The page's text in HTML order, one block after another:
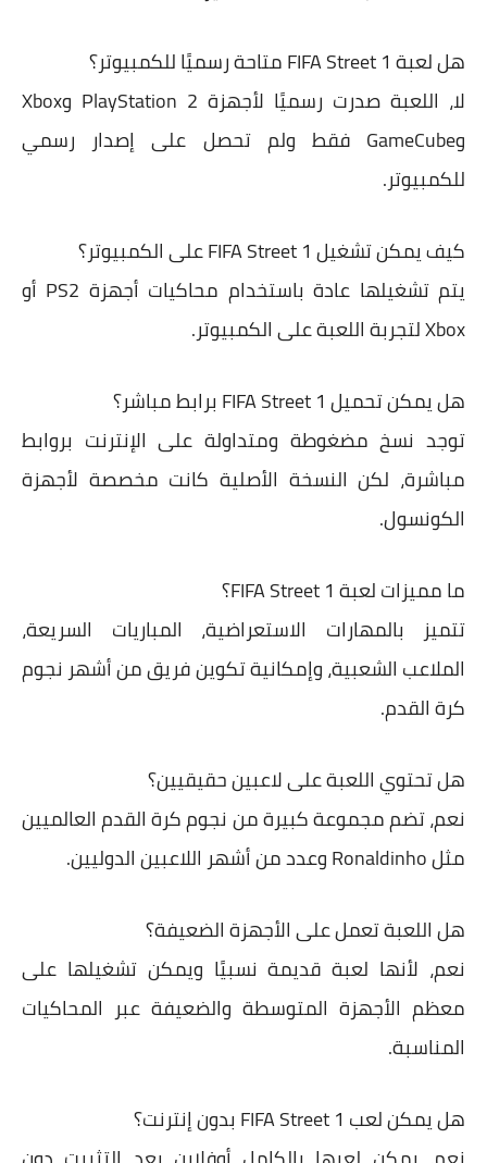
هل لعبة FIFA Street 1 متاحة رسميًا للكمبيوتر؟
لا، اللعبة صدرت رسميًا لأجهزة PlayStation 2 وXbox
وGameCube فقط ولم تحصل على إصدار رسمي
للكمبيوتر.
كيف يمكن تشغيل FIFA Street 1 على الكمبيوتر؟
يتم تشغيلها عادة باستخدام محاكيات أجهزة PS2 أو
Xbox لتجربة اللعبة على الكمبيوتر.
هل يمكن تحميل FIFA Street 1 برابط مباشر؟
توجد نسخ مضغوطة ومتداولة على الإنترنت بروابط
مباشرة، لكن النسخة الأصلية كانت مخصصة لأجهزة
الكونسول.
ما مميزات لعبة FIFA Street 1؟
تتميز بالمهارات الاستعراضية، المباريات السريعة،
الملاعب الشعبية، وإمكانية تكوين فريق من أشهر نجوم
كرة القدم.
هل تحتوي اللعبة على لاعبين حقيقيين؟
نعم، تضم مجموعة كبيرة من نجوم كرة القدم العالميين
مثل Ronaldinho وعدد من أشهر اللاعبين الدوليين.
هل اللعبة تعمل على الأجهزة الضعيفة؟
نعم، لأنها لعبة قديمة نسبيًا ويمكن تشغيلها على
معظم الأجهزة المتوسطة والضعيفة عبر المحاكيات
المناسبة.
هل يمكن لعب FIFA Street 1 بدون إنترنت؟